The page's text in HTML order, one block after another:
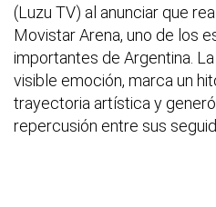
(Luzu TV) al anunciar que
Movistar Arena, uno de los
importantes de Argentina.
visible emoción, marca un
trayectoria artística y
repercusión entre sus